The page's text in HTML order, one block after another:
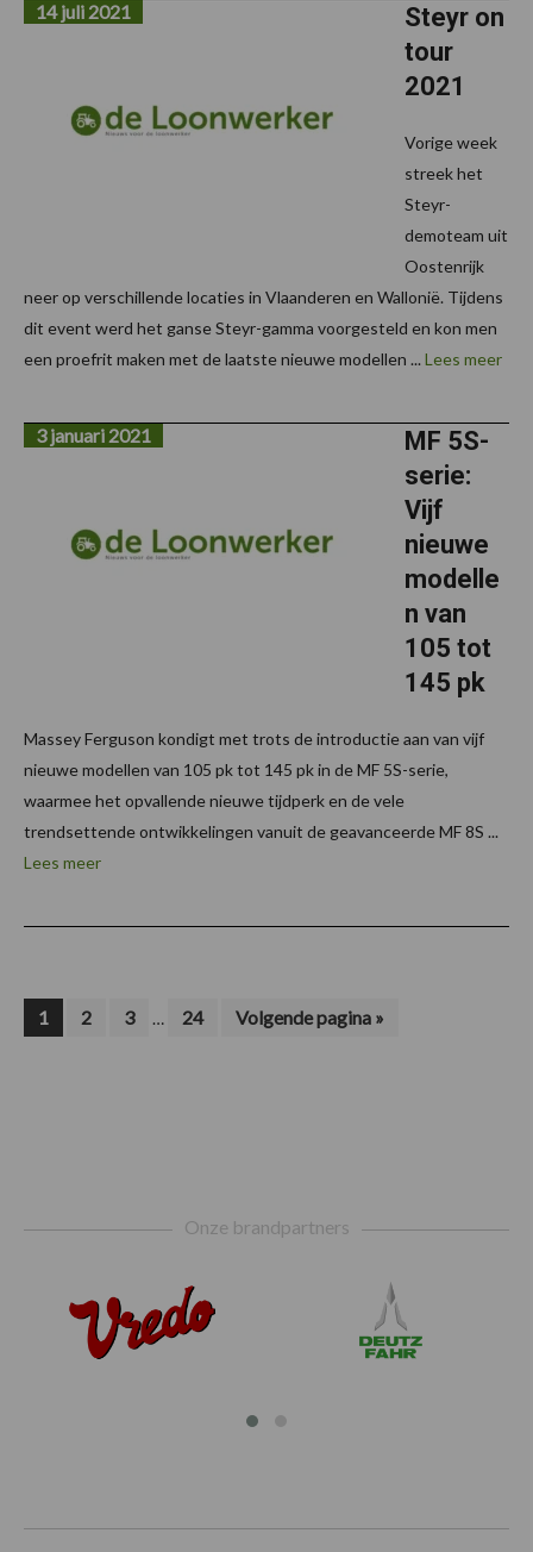
Steyr on
tour
2021
14 juli 2021
Vorige week
streek het
Steyr-
demoteam uit
Oostenrijk
neer op verschillende locaties in Vlaanderen en Wallonië. Tijdens
dit event werd het ganse Steyr-gamma voorgesteld en kon men
een proefrit maken met de laatste nieuwe modellen ... Lees meer
MF 5S-
serie:
Vijf
nieuwe
modelle
n van
105 tot
145 pk
3 januari 2021
Massey Ferguson kondigt met trots de introductie aan van vijf
nieuwe modellen van 105 pk tot 145 pk in de MF 5S-serie,
waarmee het opvallende nieuwe tijdperk en de vele
trendsettende ontwikkelingen vanuit de geavanceerde MF 8S ...
Lees meer
Pagina
1 Pagina
2 Pagina
3
Interim
… Pagina
24
Ga
naar
Volgende pagina »
Onze brandpartners